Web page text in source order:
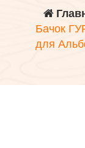
Бачок
для